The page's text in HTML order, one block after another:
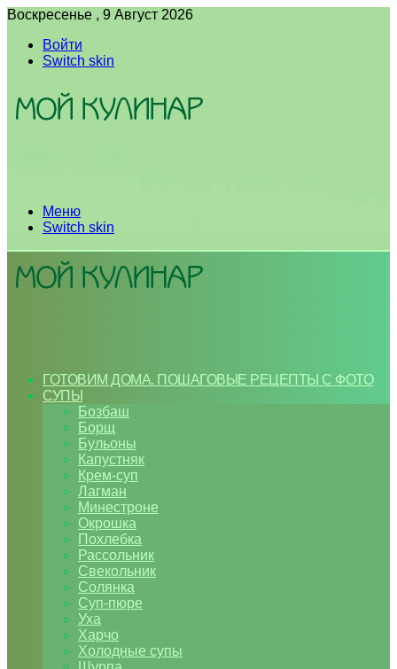
Воскресенье , 9 Август 2026
Войти
Switch skin
Меню
Switch skin
ГОТОВИМ ДОМА. ПОШАГОВЫЕ РЕЦЕПТЫ С ФОТО
СУПЫ
Бозбаш
Борщ
Бульоны
Капустняк
Крем-суп
Лагман
Минестроне
Окрошка
Похлебка
Рассольник
Свекольник
Солянка
Суп-пюре
Уха
Харчо
Холодные супы